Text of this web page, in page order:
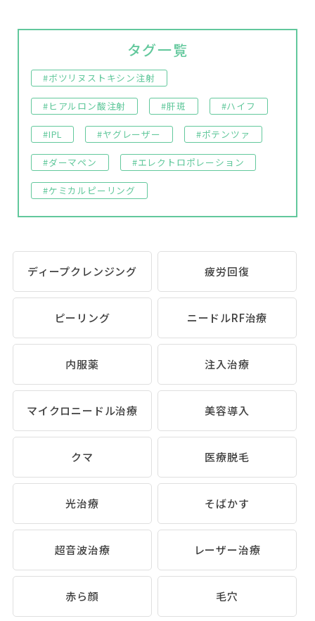
タグ一覧
#ボツリヌストキシン注射
#ヒアルロン酸注射 #肝斑 #ハイフ
#IPL #ヤグレーザー #ポテンツァ
#ダーマペン #エレクトロポレーション
#ケミカルピーリング
ディープクレンジング 疲労回復
ピーリング ニードルRF治療
内服薬 注入治療
マイクロニードル治療 美容導入
クマ 医療脱毛
光治療 そばかす
超音波治療 レーザー治療
赤ら顔 毛穴